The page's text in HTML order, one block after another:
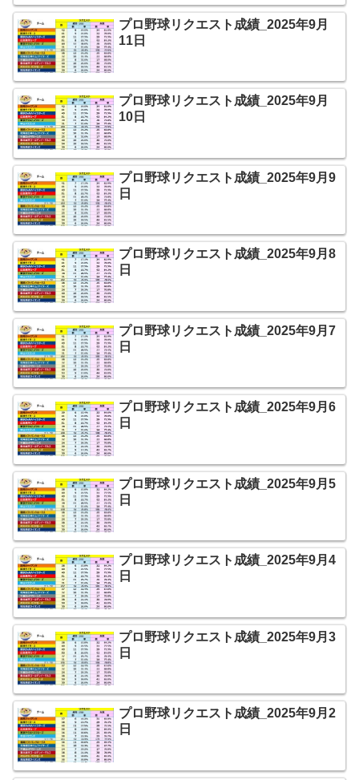
プロ野球リクエスト成績_2025年9月
11日
プロ野球リクエスト成績_2025年9月
10日
プロ野球リクエスト成績_2025年9月9
日
プロ野球リクエスト成績_2025年9月8
日
プロ野球リクエスト成績_2025年9月7
日
プロ野球リクエスト成績_2025年9月6
日
プロ野球リクエスト成績_2025年9月5
日
プロ野球リクエスト成績_2025年9月4
日
プロ野球リクエスト成績_2025年9月3
日
プロ野球リクエスト成績_2025年9月2
日